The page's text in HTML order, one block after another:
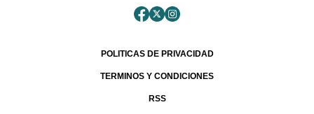
POLITICAS DE PRIVACIDAD
TERMINOS Y CONDICIONES
RSS